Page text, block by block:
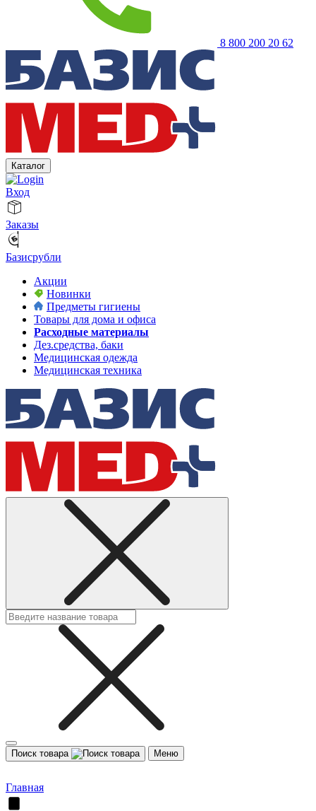
8 800 200 20 62
Каталог
Вход
Заказы
Базисрубли
Акции
Новинки
Предметы гигиены
Товары для дома и офиса
Расходные материалы
Дез.средства, баки
Медицинская одежда
Медицинская техника
Поиск товара Меню
Главная